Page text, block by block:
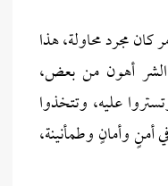
كان مجرد محاولة، هذا
أهون من بعض،
عليه، وتتخذوا
أمنٍ وأمانٍ وطمأنينة،